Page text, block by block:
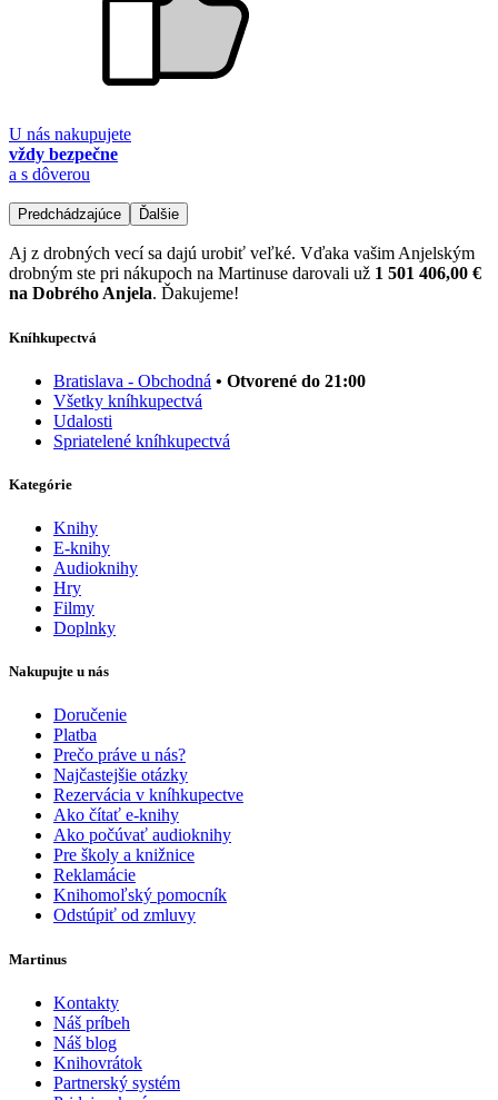
U nás nakupujete
vždy bezpečne
a s dôverou
Predchádzajúce Ďalšie
Aj z drobných vecí sa dajú urobiť veľké. Vďaka vašim Anjelským
drobným ste pri nákupoch na Martinuse darovali už 1 501 406,00 €
na Dobrého Anjela. Ďakujeme!
Kníhkupectvá
Bratislava - Obchodná • Otvorené do 21:00
Všetky kníhkupectvá
Udalosti
Spriatelené kníhkupectvá
Kategórie
Knihy
E-knihy
Audioknihy
Hry
Filmy
Doplnky
Nakupujte u nás
Doručenie
Platba
Prečo práve u nás?
Najčastejšie otázky
Rezervácia v kníhkupectve
Ako čítať e-knihy
Ako počúvať audioknihy
Pre školy a knižnice
Reklamácie
Knihomoľský pomocník
Odstúpiť od zmluvy
Martinus
Kontakty
Náš príbeh
Náš blog
Knihovrátok
Partnerský systém